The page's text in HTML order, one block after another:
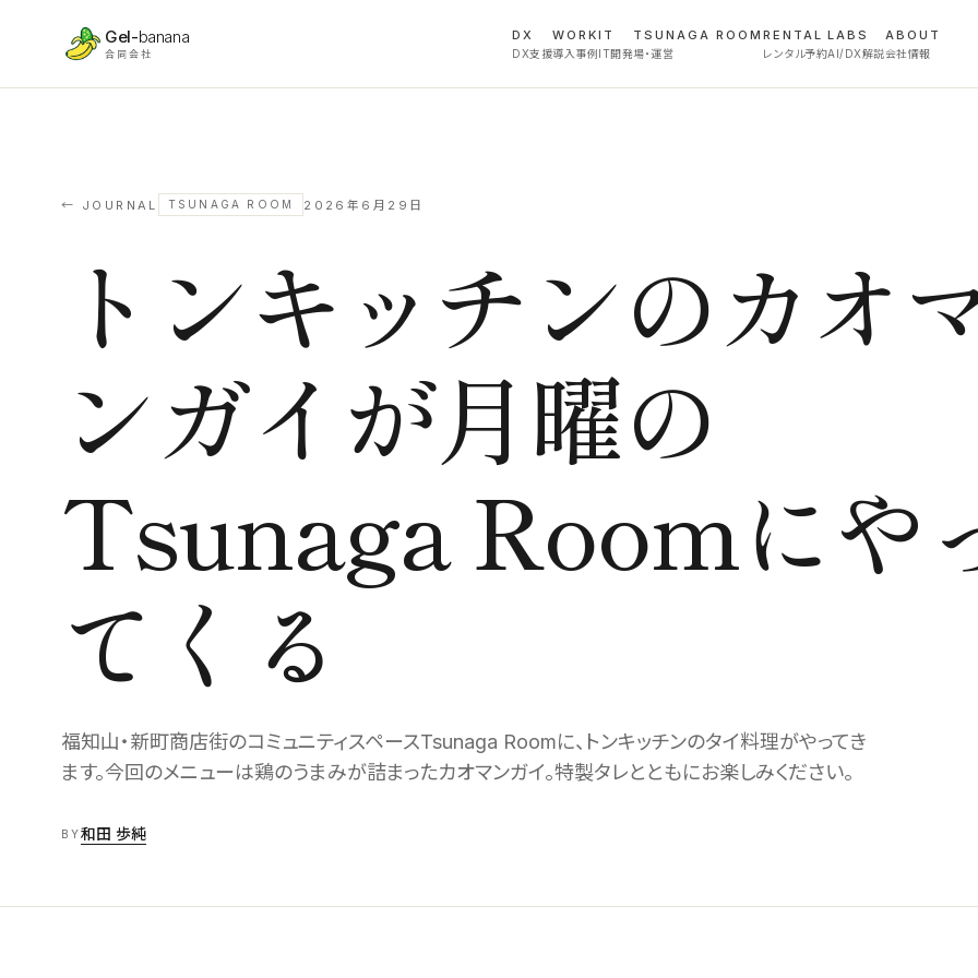
Gel-banana
合同会社
DX
DX支援
WORK
導入事例
IT
IT開発
TSUNAGA ROOM
場・運営
RENTAL
レンタル予約
LABS
AI/DX解説
ABOUT
会社情報
← JOURNAL TSUNAGA ROOM 2026年6月29日
トンキッチンのカオ
ンガイが月曜の
Tsunaga Roomにや
てくる
福知山・新町商店街のコミュニティスペースTsunaga Roomに、トンキッチンのタイ料理がやってき
ます。今回のメニューは鶏のうまみが詰まったカオマンガイ。特製タレとともにお楽しみください。
BY和田 歩純